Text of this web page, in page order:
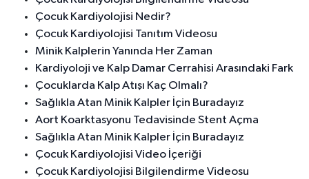
Çocuk Kardiyolojisi Nedir?
Çocuk Kardiyolojisi Tanıtım Videosu
Minik Kalplerin Yanında Her Zaman
Kardiyoloji ve Kalp Damar Cerrahisi Arasındaki Fark
Çocuklarda Kalp Atışı Kaç Olmalı?
Sağlıkla Atan Minik Kalpler İçin Buradayız
Aort Koarktasyonu Tedavisinde Stent Açma
Sağlıkla Atan Minik Kalpler İçin Buradayız
Çocuk Kardiyolojisi Video İçeriği
Çocuk Kardiyolojisi Bilgilendirme Videosu